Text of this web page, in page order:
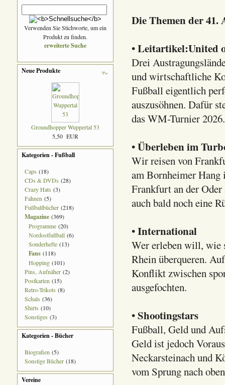
Verwenden Sie Stichworte, um ein
Produkt zu finden.
erweiterte Suche
Neue Produkte
Groundhopper Wuppertal 53
5,50 EUR
Kategorien - Fußball
Caps (18)
CDs & DVDs (28)
Crazy Hats (3)
Fahnen (5)
Fußballbücher (218)
Magazine (369)
Programme (20)
Nordostfußball (6)
Sonderhefte (13)
Fans (118)
Hopping (101)
Pins, Aufnäher (2)
Postkarten (15)
Retro-Trikots (8)
Schals (36)
Shirts (10)
Sonstiges (3)
Kategorien - Bücher
Biografien (5)
Sonstige Bücher (18)
Vereine
Die Themen der 41.
•Leitartikel:United
Drei
und wirtschaftliche
Fußball eigentlich
auszusöhnen. Dafür
das WM-Turnier 2026.
•Überleben im
Wir reisen von
am Bornheimer Hang
Frankfurt an der Oder
auch bald noch eine
•International
Wer erleben will, wie
Rhein überqueren.
Konflikt zwischen
ausgefochten.
•Shootingstars
Fußball, Geld und
Geld ist jedoch
Neckarsteinach und
vom Sprung nach